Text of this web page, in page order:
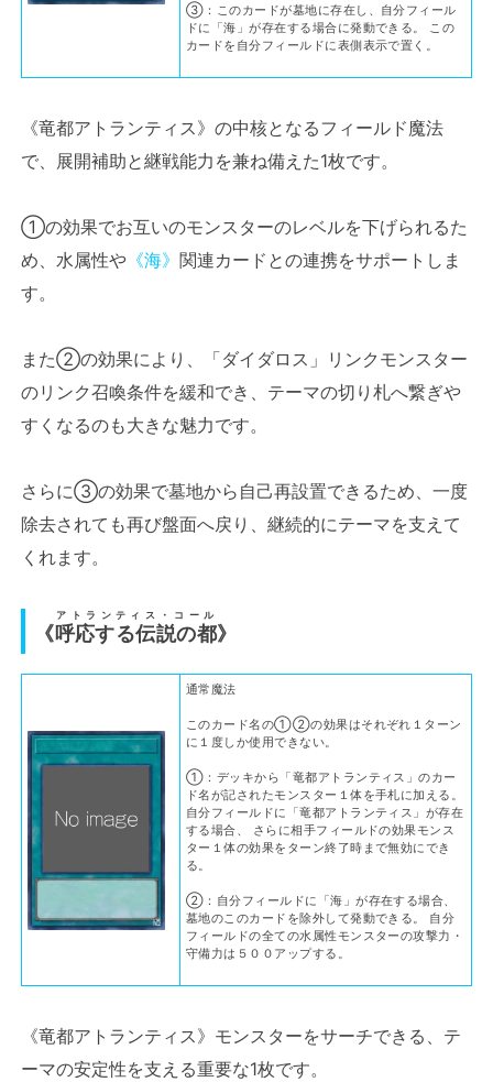
③：このカードが墓地に存在し、自分フィール
ドに「海」が存在する場合に発動できる。 この
カードを自分フィールドに表側表示で置く。
《竜都アトランティス》の中核となるフィールド魔法
で、展開補助と継戦能力を兼ね備えた1枚です。
①の効果でお互いのモンスターのレベルを下げられるた
め、水属性や 《海》 関連カードとの連携をサポートしま
す。
また②の効果により、「ダイダロス」リンクモンスター
のリンク召喚条件を緩和でき、テーマの切り札へ繋ぎや
すくなるのも大きな魅力です。
さらに③の効果で墓地から自己再設置できるため、一度
除去されても再び盤面へ戻り、継続的にテーマを支えて
くれます。
《呼応する伝説の都
アトランティス・コール
》
通常魔法
このカード名の①②の効果はそれぞれ１ターン
に１度しか使用できない。
①：デッキから「竜都アトランティス」のカー
ド名が記されたモンスター１体を手札に加える。
自分フィールドに「竜都アトランティス」が存在
する場合、 さらに相手フィールドの効果モンス
ター１体の効果をターン終了時まで無効にでき
る。
②：自分フィールドに「海」が存在する場合、
墓地のこのカードを除外して発動できる。 自分
フィールドの全ての水属性モンスターの攻撃力・
守備力は５００アップする。
《竜都アトランティス》モンスターをサーチできる、テ
ーマの安定性を支える重要な1枚です。